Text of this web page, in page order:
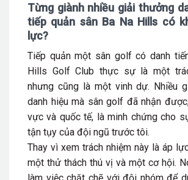
Từng giành nhiều giải thưởng
tiếp quản sân Ba Na Hills có
lực?
Tiếp quản một sân golf có danh
Hills Golf Club thực sự là một
nhưng cũng là một vinh dự. Nhiều
danh hiệu mà sân golf đã nhận
vực và quốc tế, là minh chứng cho
tận tụy của đội ngũ trước tôi.
Thay vì xem trách nhiệm này là áp
một thử thách thú vị và một cơ hội.